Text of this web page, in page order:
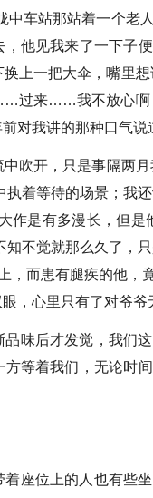
车站那站着一个
他见我来了一下子
上一把大伞，嘴里
来……我不放心啊
对我讲的那种口气说
吹开，只是事隔两
执着等待的场景；
作是有多漫长，但
不觉就那么久了，
，而患有腿疾的他
，心里只有了对爷爷
味后才发觉，我们
等着我们，无论时
座位上的人也有些